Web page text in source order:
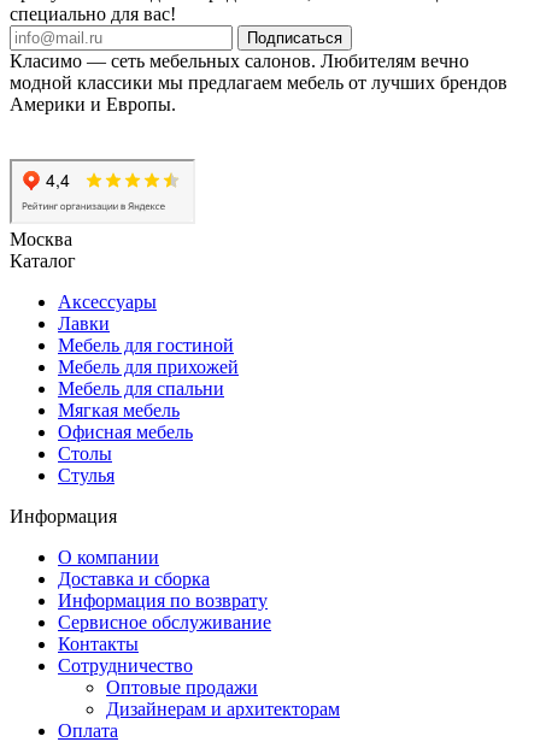
специально для вас!
Подписаться
Класимо — cеть мебельных салонов. Любителям вечно
модной классики мы предлагаем мебель от лучших брендов
Америки и Европы.
Москва
Каталог
Аксессуары
Лавки
Мебель для гостиной
Мебель для прихожей
Мебель для спальни
Мягкая мебель
Офисная мебель
Столы
Стулья
Информация
О компании
Доставка и сборка
Информация по возврату
Сервисное обслуживание
Контакты
Сотрудничество
Оптовые продажи
Дизайнерам и архитекторам
Оплата